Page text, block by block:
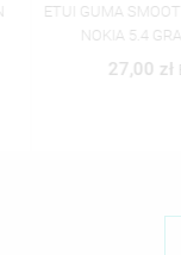
ETUI GUMA SMOOTH
NOKIA 5.4
27,00 zł